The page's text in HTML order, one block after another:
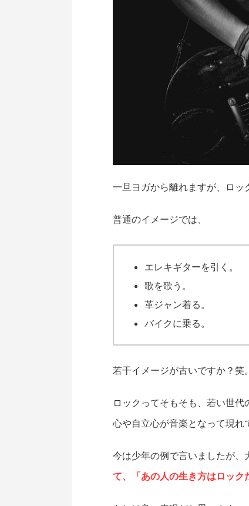
一旦ヨガから離れますが、ロッ
普通のイメージでは、
エレキギターを引く。
歌を歌う。
革ジャン着る。
バイクに乗る。
若干イメージが古いですか？笑。
ロックってそもそも、若い世
心や自立心が音楽となって現れ
今は少年の例で言いましたが、
て、「あの人の生き方はロック